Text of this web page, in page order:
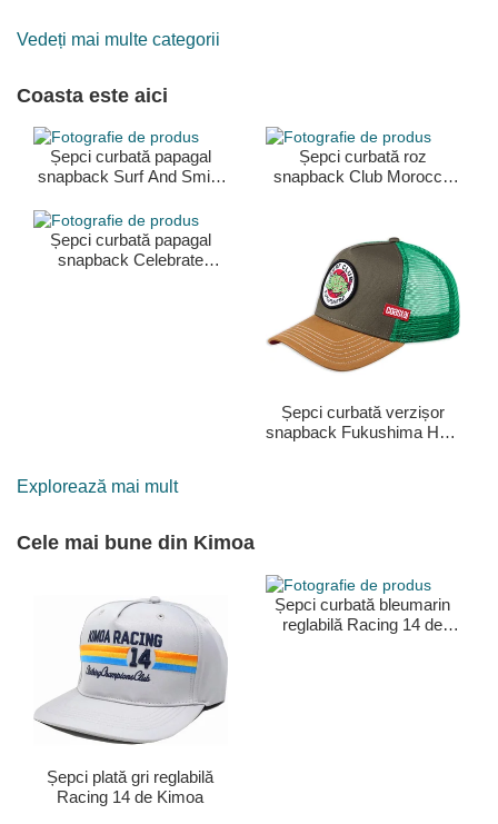
Vedeți mai multe categorii
Coasta este aici
Șepci curbată papagal
snapback Surf And Smile
Șepci curbată roz
snapback Club Morocco
Șepci curbată papagal
snapback Celebrate
Șepci curbată verzișor
snapback Fukushima HFT
Explorează mai mult
Cele mai bune din Kimoa
Șepci plată gri reglabilă
Racing 14 de Kimoa
Șepci curbată bleumarin
reglabilă Racing 14 de